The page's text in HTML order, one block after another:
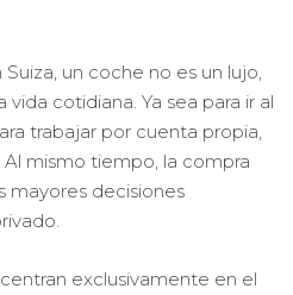
un coche no es un lujo,
cotidiana. Ya sea para ir al
trabajar por cuenta propia,
mismo tiempo, la compra
mayores decisiones
exclusivamente en el